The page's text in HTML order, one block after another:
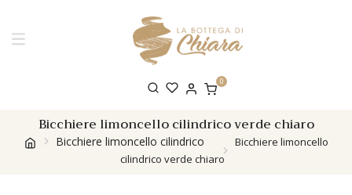
0
Bicchiere limoncello cilindrico verde chiaro
Bicchiere limoncello cilindrico
Bicchiere limoncello
cilindrico verde chiaro